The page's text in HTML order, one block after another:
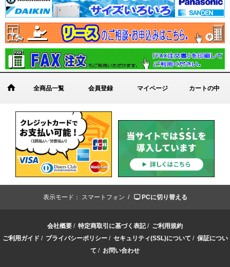
全商品一覧 会員登録 マイページ カートの中
表示モード： スマートフォン / PCに切り替える
会社概要 / 特定商取引に基づく表記/ ご利用規約
ご利用ガイド / プライバシーポリシー/ セキュリティ(SSL)について / 保証につい
て / お問い合わせ